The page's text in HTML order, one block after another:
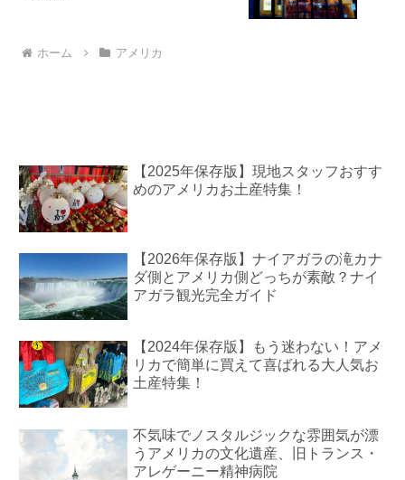
ホーム アメリカ
【2025年保存版】現地スタッフおすす
めのアメリカお土産特集！
【2026年保存版】ナイアガラの滝カナ
ダ側とアメリカ側どっちが素敵？ナイ
アガラ観光完全ガイド
【2024年保存版】もう迷わない！アメ
リカで簡単に買えて喜ばれる大人気お
土産特集！
不気味でノスタルジックな雰囲気が漂
うアメリカの文化遺産、旧トランス・
アレゲーニー精神病院